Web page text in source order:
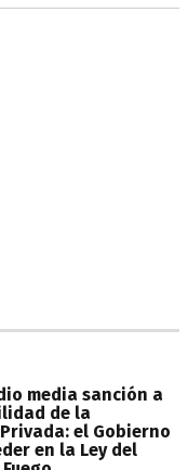
media sanción a
de la
el Gobierno
en la Ley del